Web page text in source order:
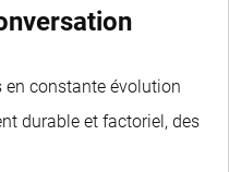
en constante évolution
durable et factoriel, des